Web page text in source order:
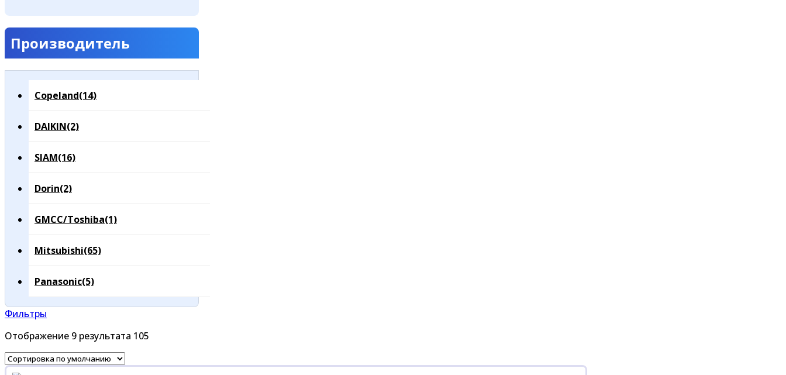
Производитель
Copeland(14)
DAIKIN(2)
SIAM(16)
Dorin(2)
GMCC/Toshiba(1)
Mitsubishi(65)
Panasonic(5)
Фильтры
Отображение 9 результата 105